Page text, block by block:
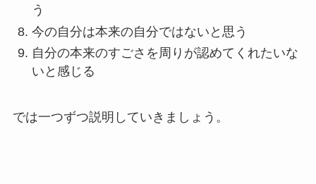
う
今の自分は本来の自分ではないと思う
自分の本来のすごさを周りが認めてくれたいな
いと感じる
では一つずつ説明していきましょう。